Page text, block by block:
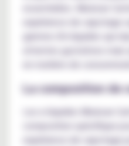
essentielles. Mexican
expérience de vapotage
gamme d'e-liquides qui
attentes gustatives mais
La composition de
Les e-liquides Mexican
expérience de vapotage